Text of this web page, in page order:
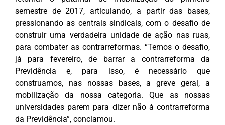
semestre de 2017, articulando, a partir das bases,
pressionando as centrais sindicais, com o desafio de
construir uma verdadeira unidade de ação nas ruas,
para combater as contrarreformas. “Temos o desafio,
já para fevereiro, de barrar a contrarreforma da
Previdência e, para isso, é necessário que
construamos, nas nossas bases, a greve geral, a
mobilização da nossa categoria. Que as nossas
universidades parem para dizer não à contrarreforma
da Previdência”, conclamou.